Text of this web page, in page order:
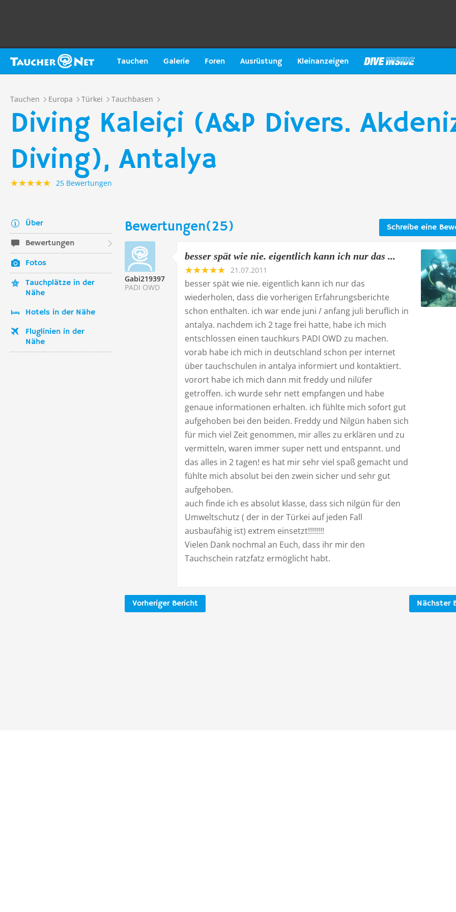
Tauchen Galerie Foren Ausrüstung Kleinanzeigen
Tauchen Europa Türkei Tauchbasen
Diving Kaleiçi (A&P Divers.
Diving), Antalya
25 Bewertungen
Über
Bewertungen
Fotos
Tauchplätze in der
Nähe
Hotels in der Nähe
Fluglinien in der
Nähe
Schreibe eine
Bewertungen(25)
Gabi219397
PADI OWD
besser spät wie nie. eigentlich kann ich nur das ...
21.07.2011
besser spät wie nie. eigentlich kann ich nur das
wiederholen, dass die vorherigen Erfahrungsberichte
schon enthalten. ich war ende juni / anfang juli beruflich in
antalya. nachdem ich 2 tage frei hatte, habe ich mich
entschlossen einen tauchkurs PADI OWD zu machen.
vorab habe ich mich in deutschland schon per internet
über tauchschulen in antalya informiert und kontaktiert.
vorort habe ich mich dann mit freddy und nilüfer
getroffen. ich wurde sehr nett empfangen und habe
genaue informationen erhalten. ich fühlte mich sofort gut
aufgehoben bei den beiden. Freddy und Nilgün haben sich
für mich viel Zeit genommen, mir alles zu erklären und zu
vermitteln, waren immer super nett und entspannt. und
das alles in 2 tagen! es hat mir sehr viel spaß gemacht und
fühlte mich absolut bei den zwein sicher und sehr gut
aufgehoben.
auch finde ich es absolut klasse, dass sich nilgün für den
Umweltschutz ( der in der Türkei auf jeden Fall
ausbaufähig ist) extrem einsetzt!!!!!!!!
Vielen Dank nochmal an Euch, dass ihr mir den
Tauchschein ratzfatz ermöglicht habt.
Nächster
Vorheriger Bericht